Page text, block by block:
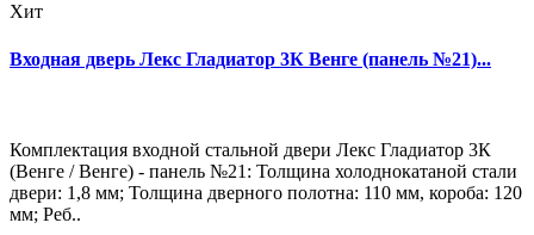
Хит
Входная дверь Лекс Гладиатор 3К Венге (панель №21)...
Комплектация входной стальной двери Лекс Гладиатор 3К
(Венге / Венге) - панель №21: Толщина холоднокатаной стали
двери: 1,8 мм; Толщина дверного полотна: 110 мм, короба: 120
мм; Реб..